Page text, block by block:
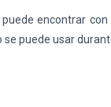
encontrar
se puede usar